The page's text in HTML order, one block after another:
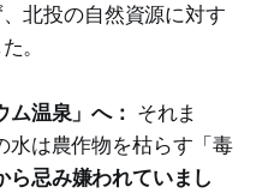
北投の自然資源に対す
。
ム温泉」へ： それま
水は農作物を枯らす「毒
ら忌み嫌われていまし